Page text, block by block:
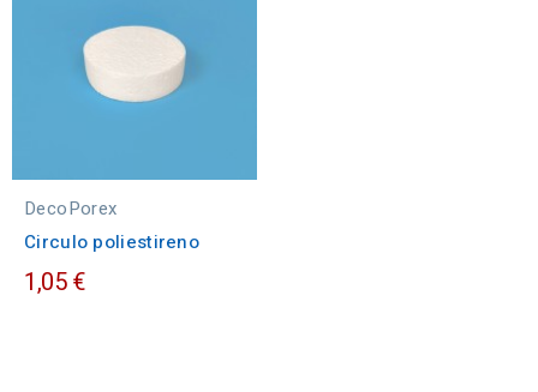
DecoPorex
Circulo poliestireno
1,05 €